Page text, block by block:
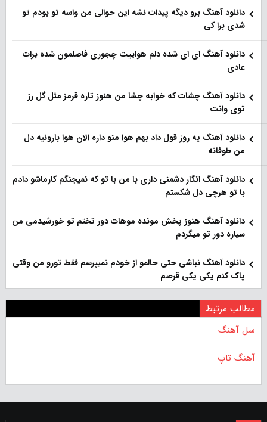
دانلود آهنگ برو دیگه پیدات نشه این حوالی من واسه تو‌ بودم تو
شدی برا کی
دانلود آهنگ ای ای شده دلم هواییت چجوری فاصلمون شده برات
عادی
دانلود آهنگ چشات که خوابه چشا من هنوز تاره قرمز مثل گل رز
توی وانت
دانلود آهنگ یه روز قول داد بهم هوا منو داره الان هوا بارونیه دل
من طوفانه
دانلود آهنگ انگار دشمنی داری با من با تو که نمیجنگم کارماشو دادم
با تو هرچی دل شکستم
دانلود آهنگ هنوز پخش مونده موهات دور تختم تو خورشیدمی من
سیاره دور تو میگردم
دانلود آهنگ نباشی حتی حالمو از خودم نمیپرسم فقط تورو من وقتی
پاک کنم یکی یکی قرصم
مطالب مرتبط
سل آهنگ
آهنگ تاپ